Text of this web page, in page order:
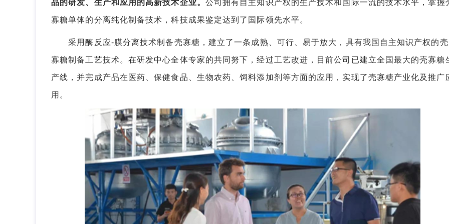
品的研发、生产和应用的高新技术企业。 公司拥有自主知识产权的生产技术和国际一流的技术水平，掌握
寡糖单体的分离纯化制备技术，科技成果鉴定达到了国际领先水平。
采用酶反应-膜分离技术制备壳寡糖，建立了一条成熟、可行、易于放大，具有我国自主知识产权的壳
寡糖制备工艺技术。在研发中心全体专家的共同努下，经过工艺改进，目前公司已建立全国最大的壳寡糖
产线，并完成产品在医药、保健食品、生物农药、饲料添加剂等方面的应用，实现了壳寡糖产业化及推广
用。